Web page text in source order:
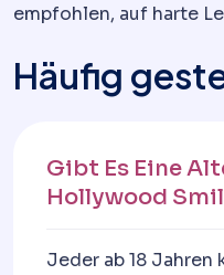
empfohlen, auf harte
Häufig
Gibt Es Eine
Hollywood
Jeder ab 18